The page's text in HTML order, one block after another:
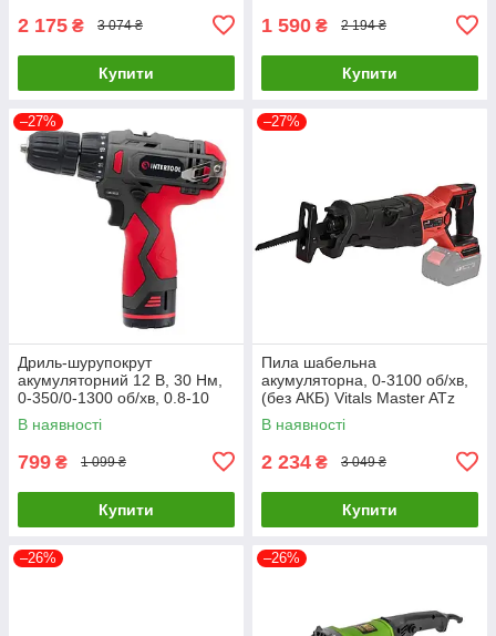
2 175 ₴ 3 074 ₴
Купити
1 590 ₴ 2 194 ₴
Купити
–27%
Дриль-шурупокрут
акумуляторний 12 В, 30 Нм,
0-350/0-1300 об/хв, 0.8-10
мм, 1.5 Аг INTERTOOL DT-
0310
В наявності
799 ₴ 1 099 ₴
Купити
–27%
Пила шабельна
акумуляторна, 0-3100 об/хв,
(без АКБ) Vitals Master ATz
1828 SmartLine+ 184449
В наявності
2 234 ₴ 3 049 ₴
Купити
–26% –26%